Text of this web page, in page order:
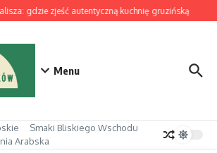
gdzie zjeść autentyczną kuchnię gruzińską
Menu
Smaki Bliskiego Wschodu
Arabska